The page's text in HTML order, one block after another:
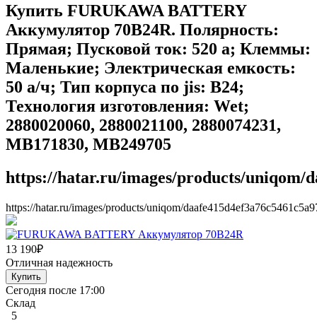
Купить FURUKAWA BATTERY
Аккумулятор 70B24R. Полярность:
Прямая; Пусковой ток: 520 а; Клеммы:
Маленькие; Электрическая емкость:
50 а/ч; Тип корпуса по jis: B24;
Технология изготовления: Wet;
2880020060, 2880021100, 2880074231,
MB171830, MB249705
https://hatar.ru/images/products/uniqom/
https://hatar.ru/images/products/uniqom/
13 190₽
Отличная надежность
Сегодня после 17:00
Склад
5